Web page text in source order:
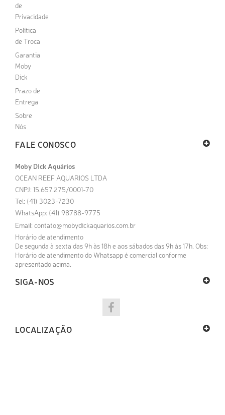
de
Privacidade
Política
de Troca
Garantia
Moby
Dick
Prazo de
Entrega
Sobre
Nós
FALE CONOSCO
Moby Dick Aquários
OCEAN REEF AQUARIOS LTDA
CNPJ: 15.657.275/0001-70
Tel: (41) 3023-7230
WhatsApp: (41) 98788-9775
Email: contato@mobydickaquarios.com.br
Horário de atendimento
De segunda à sexta das 9h às 18h e aos sábados das 9h às 17h. Obs:
Horário de atendimento do Whatsapp é comercial conforme
apresentado acima.
SIGA-NOS
LOCALIZAÇÃO